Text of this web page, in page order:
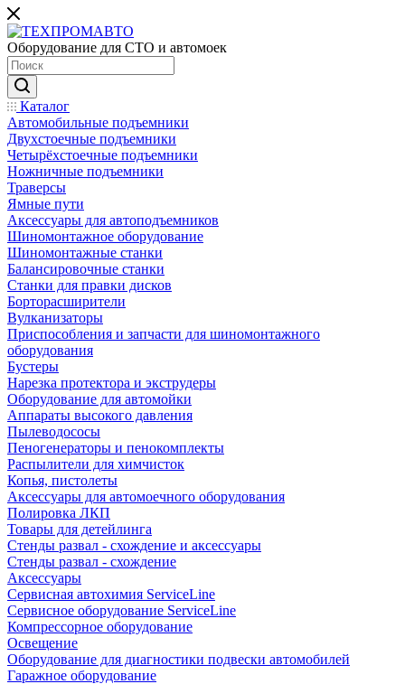
Оборудование для СТО и автомоек
Каталог
Автомобильные подъемники
Двухстоечные подъемники
Четырёхстоечные подъемники
Ножничные подъемники
Траверсы
Ямные пути
Аксессуары для автоподъемников
Шиномонтажное оборудование
Шиномонтажные станки
Балансировочные станки
Станки для правки дисков
Борторасширители
Вулканизаторы
Приспособления и запчасти для шиномонтажного
оборудования
Бустеры
Нарезка протектора и экструдеры
Оборудование для автомойки
Аппараты высокого давления
Пылеводососы
Пеногенераторы и пенокомплекты
Распылители для химчисток
Копья, пистолеты
Аксессуары для автомоечного оборудования
Полировка ЛКП
Товары для детейлинга
Стенды развал - схождение и аксессуары
Стенды развал - схождение
Аксессуары
Сервисная автохимия ServiceLine
Сервисное оборудование ServiceLine
Компрессорное оборудование
Освещение
Оборудование для диагностики подвески автомобилей
Гаражное оборудование